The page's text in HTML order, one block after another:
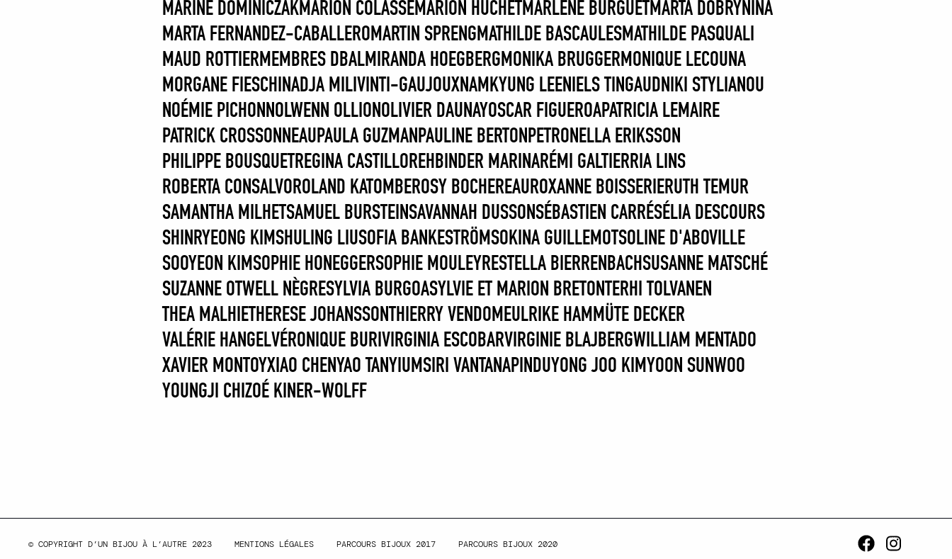
MARINE DOMINICZAKMARION COLASSEMARION HUCHETMARLÈNE BURGUETMARTA DOBRYNINA
MARTA FERNANDEZ-CABALLEROMARTIN SPRENGMATHILDE BASCAULESMATHILDE PASQUALI
MAUD ROTTIERMEMBRES DBALMIRANDA HOEGBERGMONIKA BRUGGERMONIQUE LECOUNA
MORGANE FIESCHINADJA MILIVINTI-GAUJOUXNAMKYUNG LEENIELS TINGAUDNIKI STYLIANOU
NOÉMIE PICHONNOLWENN OLLIONOLIVIER DAUNAYOSCAR FIGUEROAPATRICIA LEMAIRE
PATRICK CROSSONNEAUPAULA GUZMANPAULINE BERTONPETRONELLA ERIKSSON
PHILIPPE BOUSQUETREGINA CASTILLOREHBINDER MARINARÉMI GALTIERRIA LINS
ROBERTA CONSALVOROLAND KATOMBEROSY BOCHEREAUROXANNE BOISSERIERUTH TEMUR
SAMANTHA MILHETSAMUEL BURSTEINSAVANNAH DUSSONSÉBASTIEN CARRÉSÉLIA DESCOURS
SHINRYEONG KIMSHULING LIUSOFIA BANKESTRÖMSOKINA GUILLEMOTSOLINE D'ABOVILLE
SOOYEON KIMSOPHIE HONEGGERSOPHIE MOULEYRESTELLA BIERRENBACHSUSANNE MATSCHÉ
SUZANNE OTWELL NÈGRESYLVIA BURGOASYLVIE ET MARION BRETONTERHI TOLVANEN
THEA MALHIETHERESE JOHANSSONTHIERRY VENDOMEULRIKE HAMMÜTE DECKER
VALÉRIE HANGELVÉRONIQUE BURIVIRGINIA ESCOBARVIRGINIE BLAJBERGWILLIAM MENTADO
XAVIER MONTOYXIAO CHENYAO TANYIUMSIRI VANTANAPINDUYONG JOO KIMYOON SUNWOO
YOUNGJI CHIZOÉ KINER-WOLFF
© COPYRIGHT D’UN BIJOU À L’AUTRE 2023 MENTIONS LÉGALES PARCOURS BIJOUX 2017 PARCOURS BIJOUX 2020